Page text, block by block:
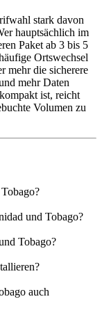
stark davon
hauptsächlich im
Paket ab 3 bis 5
Ortswechsel
mehr die sicherere
mehr Daten
ist, reicht
Volumen zu
und Tobago?
Tobago?
auch